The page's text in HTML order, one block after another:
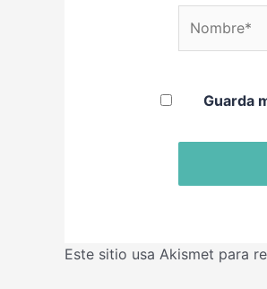
Guarda
Este sitio usa Akismet para